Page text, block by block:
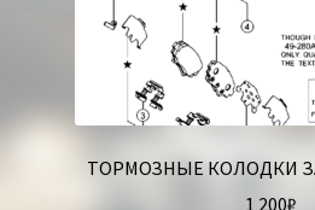
ТОРМОЗНЫЕ КОЛОДКИ
1 200₽